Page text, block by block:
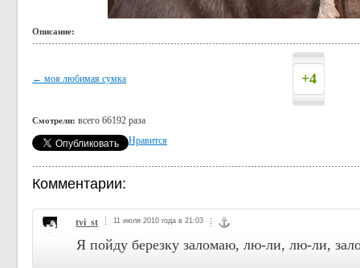
Описание:
← моя любимая сумка +4
Смотрели: всего 66192 раза
Нравится
Комментарии:
tvi_st 11 июля 2010 года в 21:03
Я пойду березку заломаю, лю-ли, лю-ли,